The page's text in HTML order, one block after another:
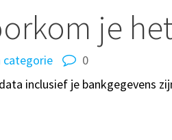
je
categorie
0
inclusief je bankgegevens